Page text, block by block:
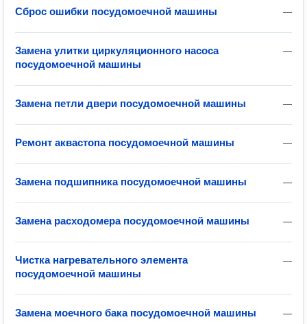
—
Сброс ошибки посудомоечной машины
—
Замена улитки циркуляционного насоса
посудомоечной машины
—
Замена петли двери посудомоечной машины
—
Ремонт аквастопа посудомоечной машины
—
Замена подшипника посудомоечной машины
—
Замена расходомера посудомоечной машины
—
Чистка нагревательного элемента
посудомоечной машины
—
Замена моечного бака посудомоечной машины